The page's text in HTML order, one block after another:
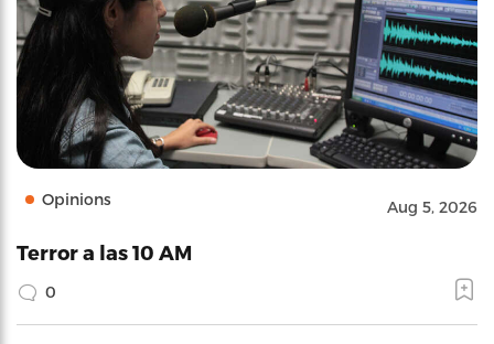
Opinions Aug 5, 2026
Terror a las 10 AM
0